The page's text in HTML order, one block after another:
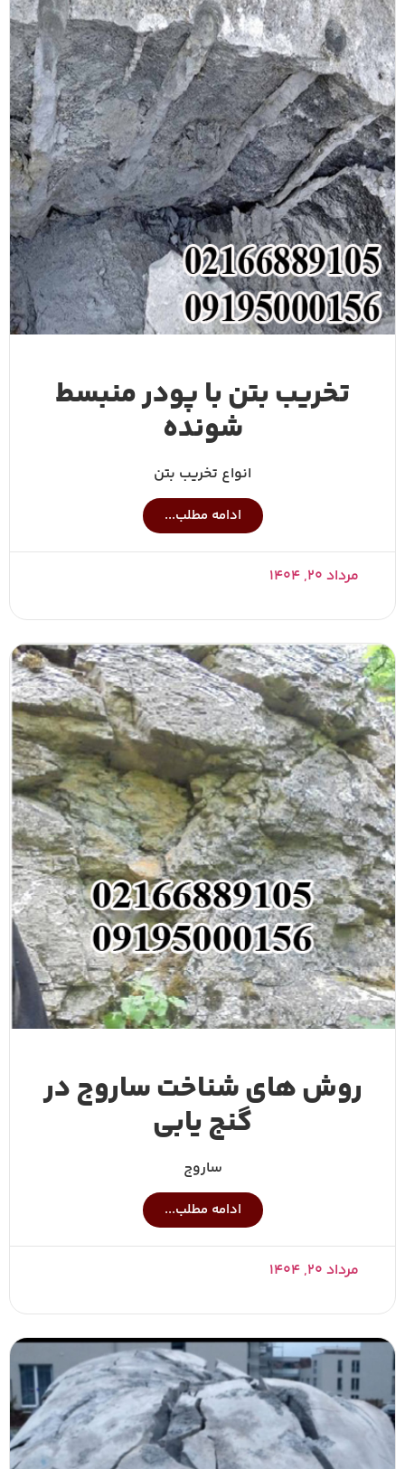
تخریب بتن با پودر منبسط
شونده
انواع تخریب بتن
ادامه مطلب...
مرداد ۲۰, ۱۴۰۴
روش های شناخت ساروج در
گنج یابی
ساروج
ادامه مطلب...
مرداد ۲۰, ۱۴۰۴